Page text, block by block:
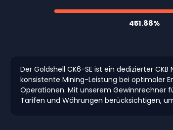
451.88%
Der Goldshell CK6-SE ist ein dedizierter
konsistente Mining-Leistung bei optimaler
Operationen. Mit unserem Gewinnrechner
Tarifen und Währungen berücksichtigen,